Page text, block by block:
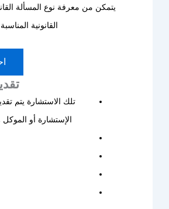
يتمكن من معرفة نوع المسألة
القانونية
تلك الاستشارة يتم
الإستشارة أو